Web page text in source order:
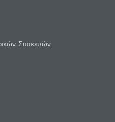
Συσκευών